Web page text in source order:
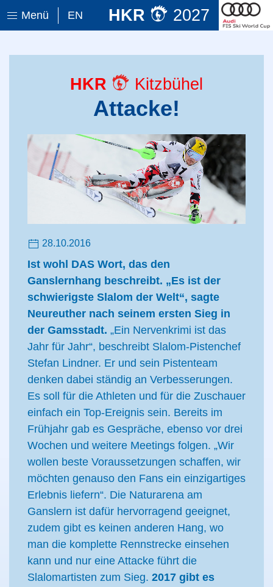
Menü EN HKR 2027
HKR Kitzbühel
Attacke!
28.10.2016
Ist wohl DAS Wort, das den
Ganslernhang beschreibt. „Es ist der
schwierigste Slalom der Welt“, sagte
Neureuther nach seinem ersten Sieg in
der Gamsstadt. „Ein Nervenkrimi ist das
Jahr für Jahr“, beschreibt Slalom-Pistenchef
Stefan Lindner. Er und sein Pistenteam
denken dabei ständig an Verbesserungen.
Es soll für die Athleten und für die Zuschauer
einfach ein Top-Ereignis sein. Bereits im
Frühjahr gab es Gespräche, ebenso vor drei
Wochen und weitere Meetings folgen. „Wir
wollen beste Voraussetzungen schaffen, wir
möchten genauso den Fans ein einzigartiges
Erlebnis liefern“. Die Naturarena am
Ganslern ist dafür hervorragend geeignet,
zudem gibt es keinen anderen Hang, wo
man die komplette Rennstrecke einsehen
kann und nur eine Attacke führt die
Slalomartisten zum Sieg. 2017 gibt es